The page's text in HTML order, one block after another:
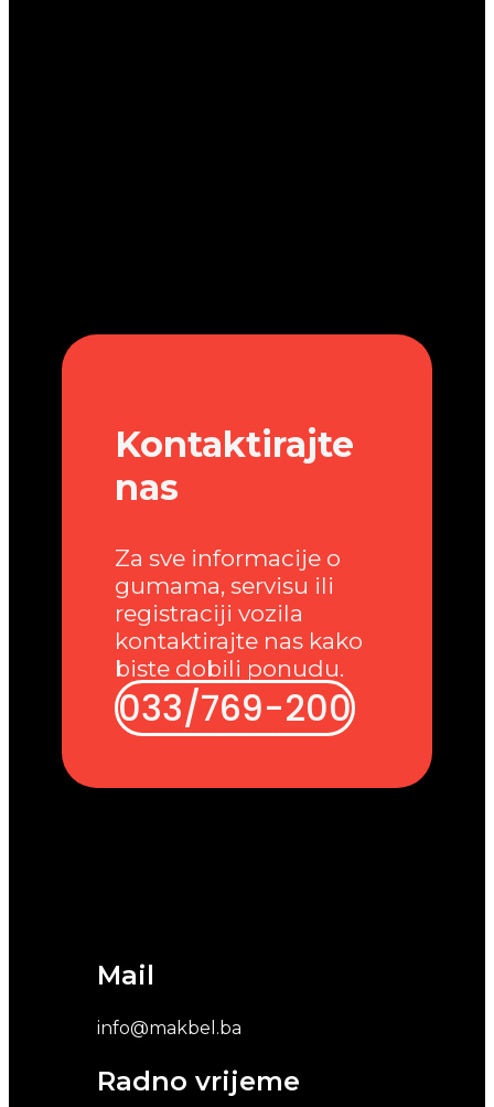
Mail
info@makbel.ba
Radno vrijeme
Kontaktirajte
nas
Za sve informacije o
gumama, servisu ili
registraciji vozila
kontaktirajte nas kako
biste dobili ponudu.
033/769-200